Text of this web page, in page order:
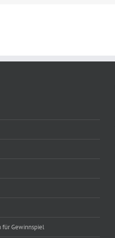
für Gewinnspiel